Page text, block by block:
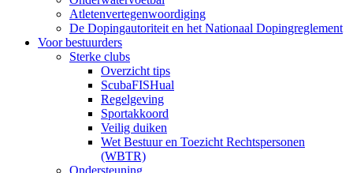
Atletenvertegenwoordiging
De Dopingautoriteit en het Nationaal Dopingreglement
Voor bestuurders
Sterke clubs
Overzicht tips
ScubaFISHual
Regelgeving
Sportakkoord
Veilig duiken
Wet Bestuur en Toezicht Rechtspersonen
(WBTR)
Ondersteuning